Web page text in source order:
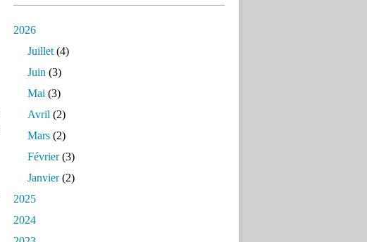
2026
Juillet (4)
Juin (3)
Mai (3)
Avril (2)
Mars (2)
Février(3)
Janvier(2)
2025
2024